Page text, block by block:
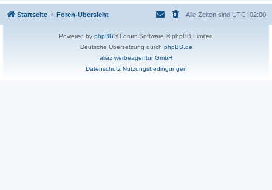
Startseite Foren-Übersicht Alle Zeiten sind UTC+02:00
Powered by phpBB® Forum Software © phpBB Limited
Deutsche Übersetzung durch phpBB.de
aliaz werbeagentur GmbH
Datenschutz Nutzungsbedingungen